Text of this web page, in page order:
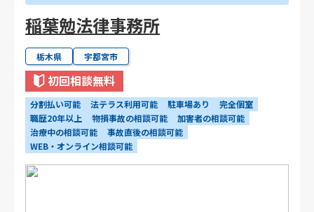
稲葉勉法律事務所
栃木県 宇都宮市
初回相談無料
分割払い可能 法テラス利用可能 駐車場あり
完全個室
職歴20年以上
物損事故の相談可能
加害者の相談可能
治療中の相談可能
事故直後の相談可能
WEB・オンライン相談可能